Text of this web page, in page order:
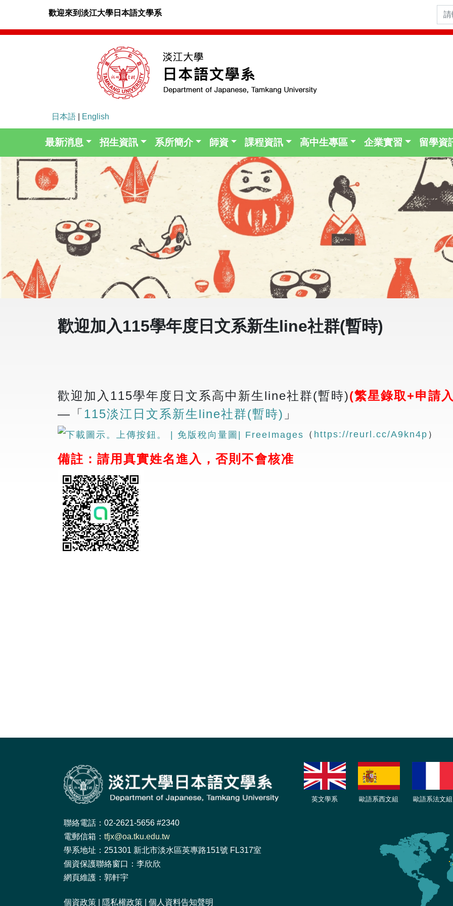
歡迎來到淡江大學日本語文學系
日本語 English
最新消息 招生資訊 系所簡介 師資 課程資訊 高中生專區 企業實習 留學資
歡迎加入115學年度日文系新生line社群(暫時)
歡迎加入115學年度日文系高中新生line社群(暫時)(繁星錄取+申請
—「 115淡江日文系新生line社群(暫時) 」
（ https://reurl.cc/A9kn4p ）
備註：請用真實姓名進入，否則不會核准
聯絡電話：02-2621-5656 #2340
電郵信箱： tfjx@oa.tku.edu.tw
學系地址：251301 新北市淡水區英專路151號 FL317室
個資保護聯絡窗口：李欣欣
網頁維護：郭軒宇
個資政策 隱私權政策 個人資料告知聲明
英文學系 歐語系西文組 歐語系法文組